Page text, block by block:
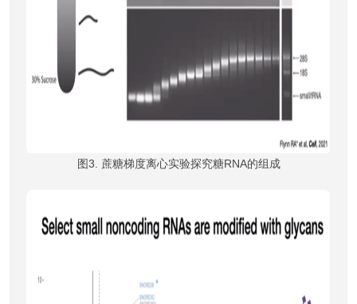
图3. 蔗糖梯度离心实验探究糖RNA的组成